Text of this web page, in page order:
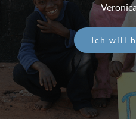
AKTUELLES
MITMACHEN
SPENDEN
Ich will